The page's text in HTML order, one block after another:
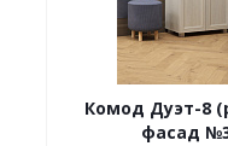
Комод Дуэт-8
фасад